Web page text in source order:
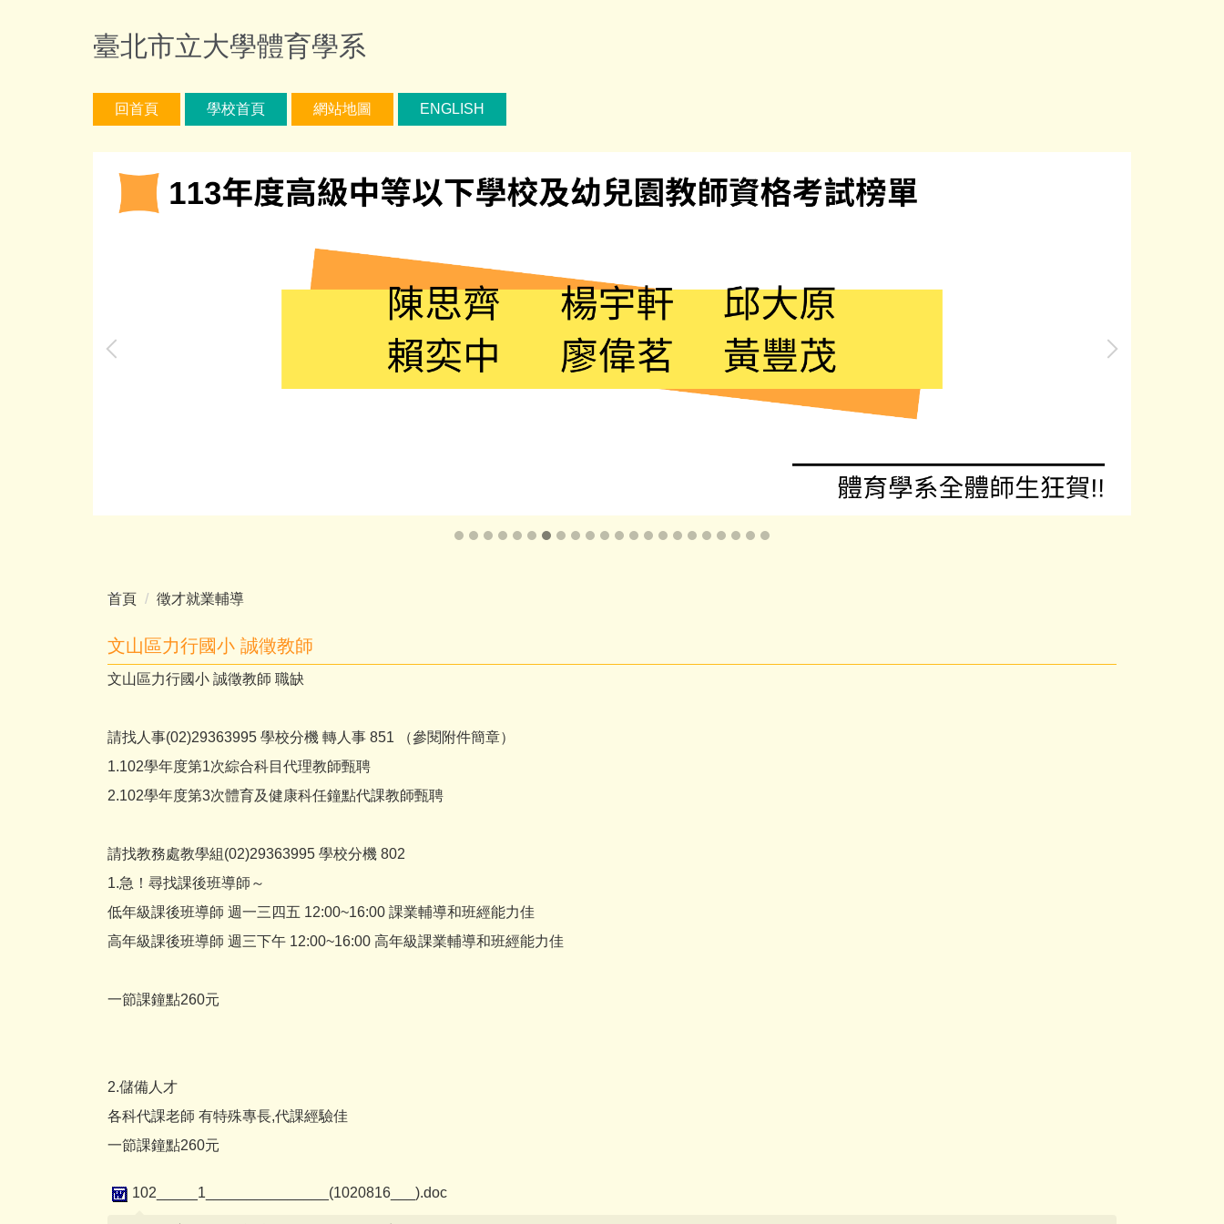
臺北市立大學體育學系
回首頁 學校首頁 網站地圖 ENGLISH
首頁 徵才就業輔導
文山區力行國小 誠徵教師
文山區力行國小 誠徵教師 職缺
請找人事(02)29363995 學校分機 轉人事 851 （參閱附件簡章）
1.102學年度第1次綜合科目代理教師甄聘
2.102學年度第3次體育及健康科任鐘點代課教師甄聘
請找教務處教學組(02)29363995 學校分機 802
1.急！尋找課後班導師～
低年級課後班導師 週一三四五 12:00~16:00 課業輔導和班經能力佳
高年級課後班導師 週三下午 12:00~16:00 高年級課業輔導和班經能力佳
一節課鐘點260元
2.儲備人才
各科代課老師 有特殊專長,代課經驗佳
一節課鐘點260元
102_____1_______________(1020816___).doc